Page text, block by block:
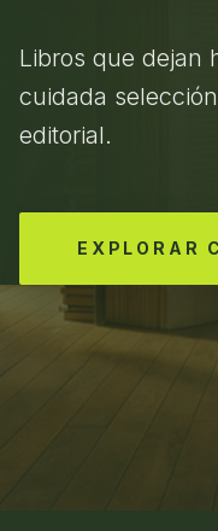
Libros que dejan
cuidada
editorial.
EXPLORAR